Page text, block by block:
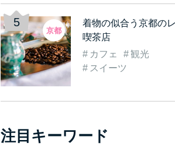
着物の似合う京都の
喫茶店
カフェ
観光
スイーツ
京都
注目キーワード